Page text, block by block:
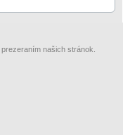
našich stránok.